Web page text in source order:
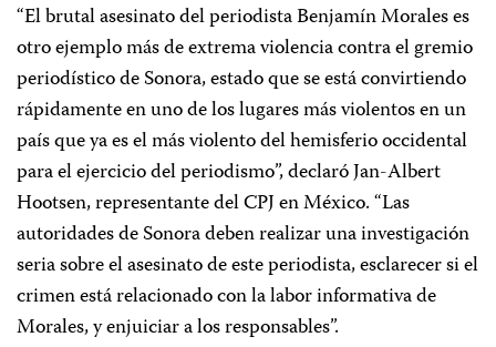
“El brutal asesinato del periodista Benjamín Morales es
otro ejemplo más de extrema violencia contra el gremio
periodístico de Sonora, estado que se está convirtiendo
rápidamente en uno de los lugares más violentos en un
país que ya es el más violento del hemisferio occidental
para el ejercicio del periodismo”, declaró Jan-Albert
Hootsen, representante del CPJ en México. “Las
autoridades de Sonora deben realizar una investigación
seria sobre el asesinato de este periodista, esclarecer si el
crimen está relacionado con la labor informativa de
Morales, y enjuiciar a los responsables”.